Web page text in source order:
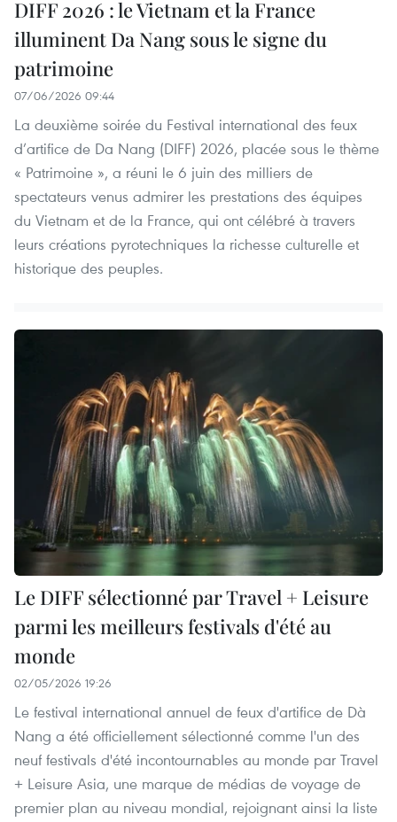
DIFF 2026 : le Vietnam et la France
illuminent Da Nang sous le signe du
patrimoine
07/06/2026 09:44
La deuxième soirée du Festival international des feux
d’artifice de Da Nang (DIFF) 2026, placée sous le thème
« Patrimoine », a réuni le 6 juin des milliers de
spectateurs venus admirer les prestations des équipes
du Vietnam et de la France, qui ont célébré à travers
leurs créations pyrotechniques la richesse culturelle et
historique des peuples.
Le DIFF sélectionné par Travel + Leisure
parmi les meilleurs festivals d'été au
monde
02/05/2026 19:26
Le festival international annuel de feux d'artifice de Dà
Nang a été officiellement sélectionné comme l'un des
neuf festivals d'été incontournables au monde par Travel
+ Leisure Asia, une marque de médias de voyage de
premier plan au niveau mondial, rejoignant ainsi la liste